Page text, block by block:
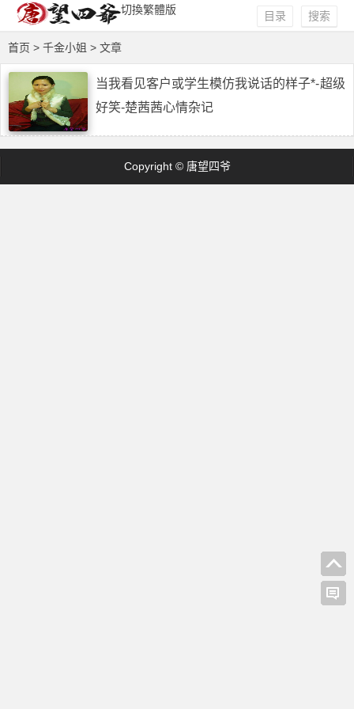
切換繁體版 搜索
目录
首页 > 千金小姐 > 文章
当我看见客户或学生模仿我说话的样子*-超级
好笑-楚茜茜心情杂记
Copyright © 唐望四爷